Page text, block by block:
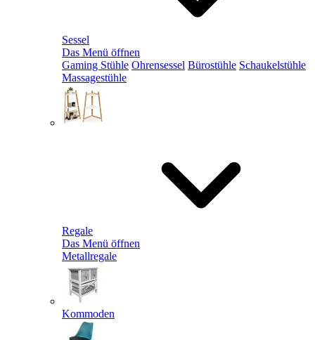
Sessel
Das Menü öffnen
Gaming Stühle Ohrensessel Bürostühle Schaukelstühle
Massagestühle
Regale
Das Menü öffnen
Metallregale
Kommoden